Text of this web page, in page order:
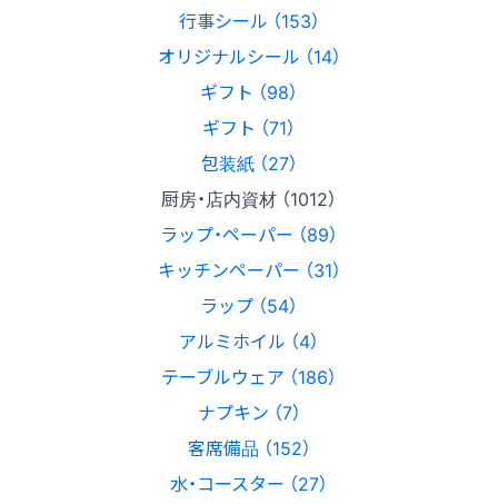
行事シール （153）
オリジナルシール （14）
ギフト （98）
ギフト （71）
包装紙 （27）
厨房・店内資材 （1012）
ラップ・ペーパー （89）
キッチンペーパー （31）
ラップ （54）
アルミホイル （4）
テーブルウェア （186）
ナプキン （7）
客席備品 （152）
水・コースター （27）